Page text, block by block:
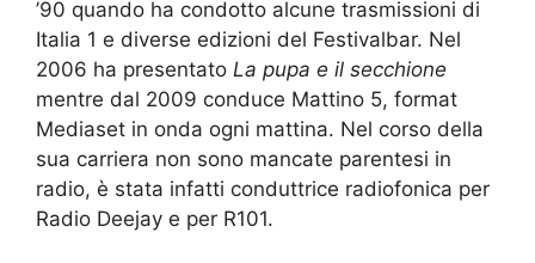
’90 quando ha condotto alcune trasmissioni di
Italia 1 e diverse edizioni del Festivalbar. Nel
2006 ha presentato La pupa e il secchione
mentre dal 2009 conduce Mattino 5, format
Mediaset in onda ogni mattina. Nel corso della
sua carriera non sono mancate parentesi in
radio, è stata infatti conduttrice radiofonica per
Radio Deejay e per R101.